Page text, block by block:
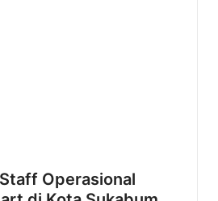
Operasional